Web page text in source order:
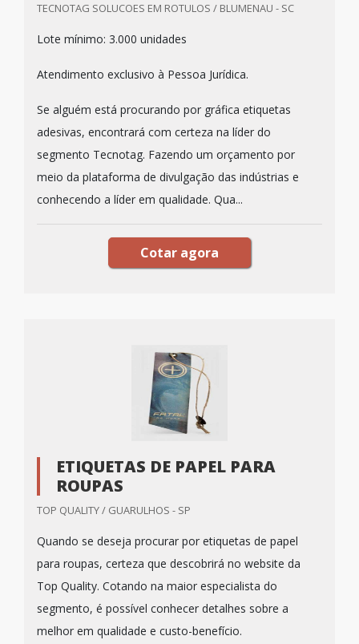
TECNOTAG SOLUCOES EM ROTULOS / BLUMENAU - SC
Lote mínimo: 3.000 unidades
Atendimento exclusivo à Pessoa Jurídica.
Se alguém está procurando por gráfica etiquetas
adesivas, encontrará com certeza na líder do
segmento Tecnotag. Fazendo um orçamento por
meio da plataforma de divulgação das indústrias e
conhecendo a líder em qualidade. Qua...
Cotar agora
ETIQUETAS DE PAPEL PARA
ROUPAS
TOP QUALITY / GUARULHOS - SP
Quando se deseja procurar por etiquetas de papel
para roupas, certeza que descobrirá no website da
Top Quality. Cotando na maior especialista do
segmento, é possível conhecer detalhes sobre a
melhor em qualidade e custo-benefício.